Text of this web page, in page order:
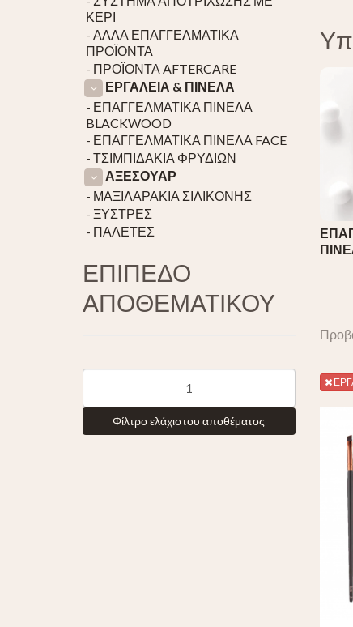
ΚΕΡΙ
- ΑΛΛΑ ΕΠΑΓΓΕΛΜΑΤΙΚΑ
ΠΡΟΪΟΝΤΑ
- ΠΡΟΪΟΝΤΑ AFTERCARE
ΕΡΓΑΛΕΙΑ & ΠΙΝΕΛΑ
- ΕΠΑΓΓΕΛΜΑΤΙΚΑ ΠΙΝΕΛΑ
BLACKWOOD
- ΕΠΑΓΓΕΛΜΑΤΙΚΑ ΠΙΝΕΛΑ FACE
- ΤΣΙΜΠΙΔΑΚΙΑ ΦΡΥΔΙΩΝ
ΑΞΕΣΟΥΑΡ
- ΜΑΞΙΛΑΡΑΚΙΑ ΣΙΛΙΚΟΝΗΣ
- ΞΥΣΤΡΕΣ
- ΠΑΛΕΤΕΣ
ΕΠΙΠΕΔΟ
ΑΠΟΘΕΜΑΤΙΚΟΥ
Φίλτρο ελάχιστου αποθέματος